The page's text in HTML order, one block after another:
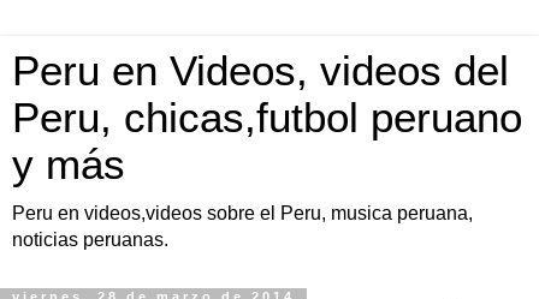
Peru en Videos, videos del
Peru, chicas,futbol peruano
y más
Peru en videos,videos sobre el Peru, musica peruana,
noticias peruanas.